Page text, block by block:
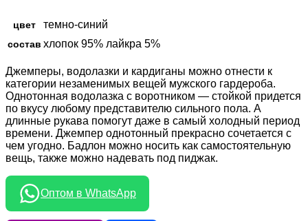
цвет темно-синий
состав хлопок 95% лайкра 5%
Джемперы, водолазки и кардиганы можно отнести к
категории незаменимых вещей мужского гардероба.
Однотонная водолазка с воротником — стойкой придется
по вкусу любому представителю сильного пола. А
длинные рукава помогут даже в самый холодный период
времени. Джемпер однотонный прекрасно сочетается с
чем угодно. Бадлон можно носить как самостоятельную
вещь, также можно надевать под пиджак.
Оптом в WhatsApp